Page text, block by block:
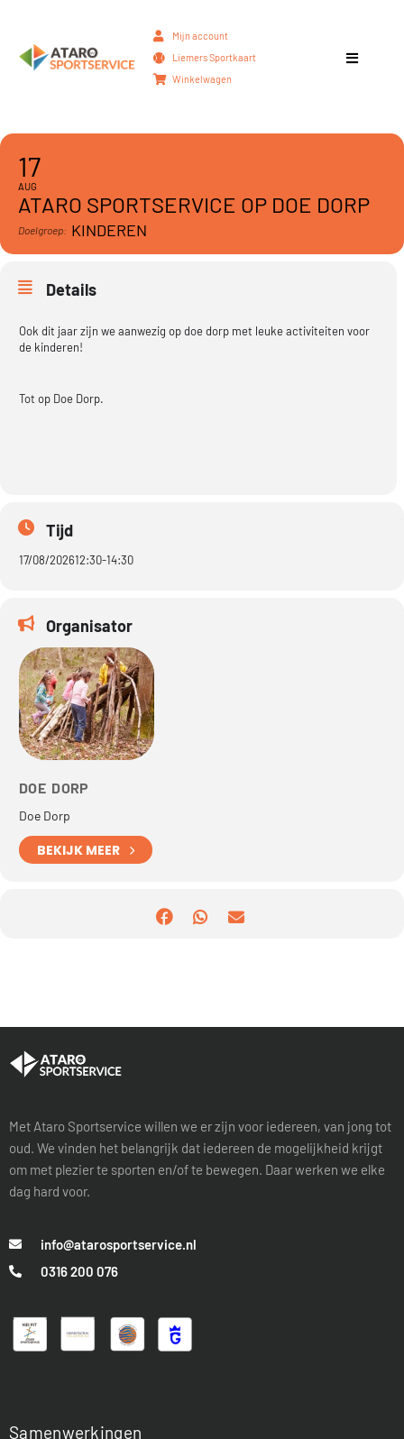
Mijn account
Liemers Sportkaart
Winkelwagen
17
AUG
ATARO SPORTSERVICE OP DOE DORP
Doelgroep: KINDEREN
Details
Ook dit jaar zijn we aanwezig op doe dorp met leuke activiteiten voor
de kinderen!
Tot op Doe Dorp.
Tijd
17/08/202612:30-14:30
Organisator
DOE DORP
Doe Dorp
BEKIJK MEER
Met Ataro Sportservice willen we er zijn voor iedereen, van jong tot
oud. We vinden het belangrijk dat iedereen de mogelijkheid krijgt
om met plezier te sporten en/of te bewegen. Daar werken we elke
dag hard voor.
info@atarosportservice.nl
0316 200 076
Samenwerkingen